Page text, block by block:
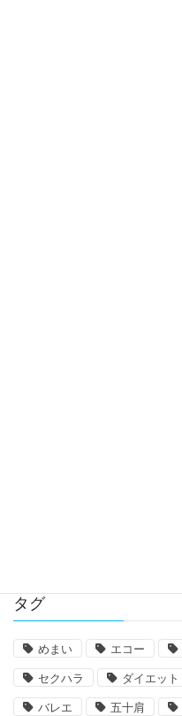
タグ
めまい エコー
セクハラ ダイエット
バレエ 五十肩